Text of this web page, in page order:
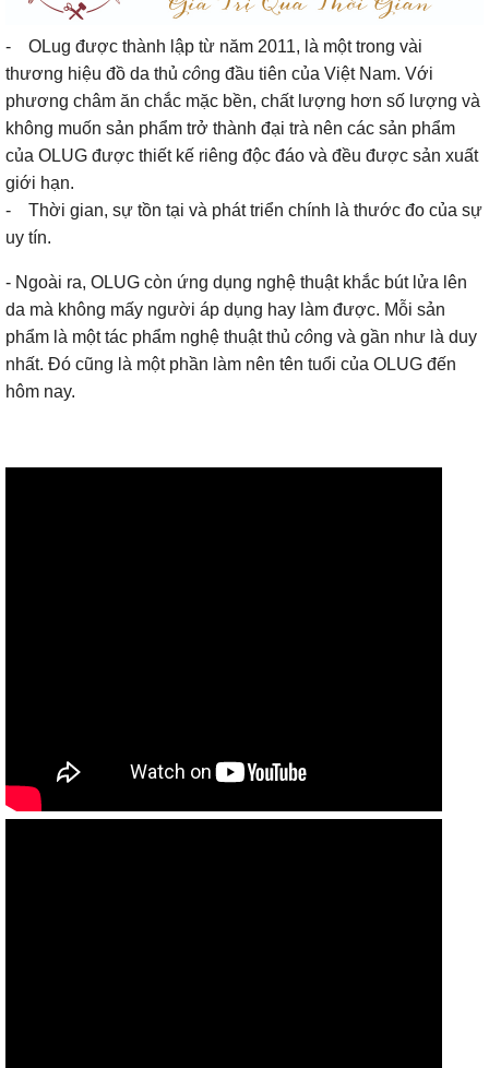
- OLug được thành lập từ năm 2011, là một trong vài
thương hiệu đồ da thủ công đầu tiên của Việt Nam. Với
phương châm ăn chắc mặc bền, chất lượng hơn số lượng và
không muốn sản phẩm trở thành đại trà nên các sản phẩm
của OLUG được thiết kế riêng độc đáo và đều được sản xuất
giới hạn.
- Thời gian, sự tồn tại và phát triển chính là thước đo của sự
uy tín.
- Ngoài ra, OLUG còn ứng dụng nghệ thuật khắc bút lửa lên
da mà không mấy người áp dụng hay làm được. Mỗi sản
phẩm là một tác phẩm nghệ thuật thủ công và gần như là duy
nhất. Đó cũng là một phần làm nên tên tuổi của OLUG đến
hôm nay.